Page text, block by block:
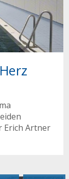
Erich Artner